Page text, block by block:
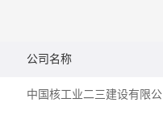
公司名称
中国核工业二三建设有限公